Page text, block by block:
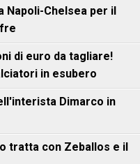
Chelsea per il
di euro da tagliare!
in esubero
Dimarco in
tratta con Zeballos e il